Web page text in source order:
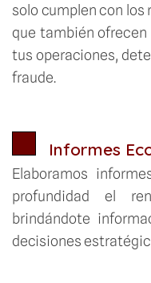
solo cumplen con
que también
tus operaciones,
fraude.
Informes
Elaboramos
profundidad el
brindándote
decisiones